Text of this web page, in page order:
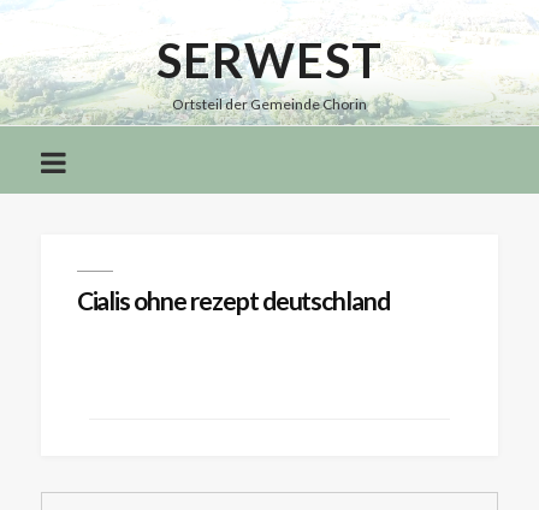
Serwest
SERWEST
Ortsteil der Gemeinde Chorin
Cialis ohne rezept deutschland